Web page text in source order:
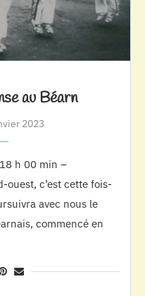
au Béarn
2023
h 00 min –
ouest, c’est cette fois-
avec nous le
commencé en